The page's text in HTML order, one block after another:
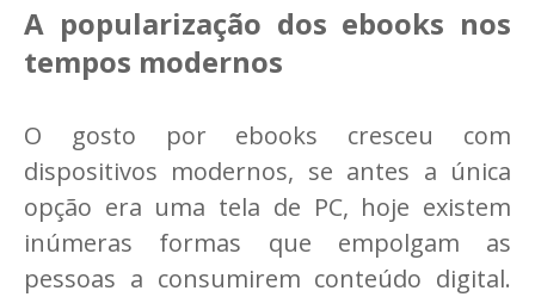
A popularização dos ebooks nos
tempos modernos
O gosto por ebooks cresceu com
dispositivos modernos, se antes a única
opção era uma tela de PC, hoje existem
inúmeras formas que empolgam as
pessoas a consumirem conteúdo digital.